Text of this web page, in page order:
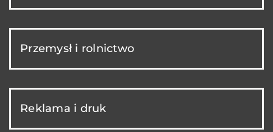
Przemysł i rolnictwo
Reklama i druk